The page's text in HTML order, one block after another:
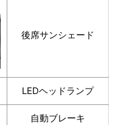
後席サンシェード
LEDヘッドランプ
自動ブレーキ